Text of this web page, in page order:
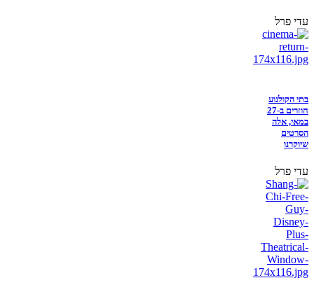
עדי פרל
בתי הקולנוע
חוזרים ב-27
במאי, אלה
הסרטים
שיוקרנו
עדי פרל